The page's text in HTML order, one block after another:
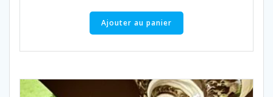
Ajouter au panier